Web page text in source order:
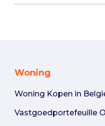
Woning
Woning Kopen in
Vastgoedportefeuille